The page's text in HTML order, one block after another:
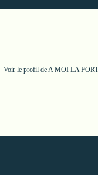
Voir le profil de A MOI LA